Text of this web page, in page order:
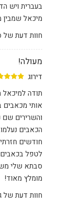
בעברית ויש
מיכאל
חוות דעת של
מעולה!
דירוג
תודה
אותי מכאבים
והשרירים
חודשים
לטפל בכאבים
סבתא שלי
מומלץ מאוד!
חוות דעת של